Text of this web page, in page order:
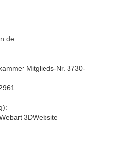
Mitglieds-Nr. 3730-
3DWebsite